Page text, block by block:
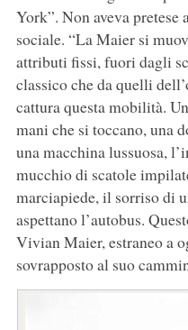
York”. Non aveva
sociale. “La Maier si
attributi fissi, fuori dagli
classico che da quelli
cattura questa mobilità.
mani che si toccano, una
una macchina lussuosa,
mucchio di scatole
marciapiede, il sorriso di
aspettano l’autobus.
Vivian Maier, estraneo a
sovrapposto al suo